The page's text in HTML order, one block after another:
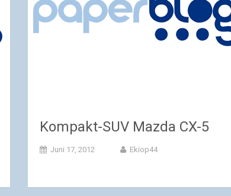
Kompakt-SUV Mazda CX-5
Juni 17, 2012 Ekiop44